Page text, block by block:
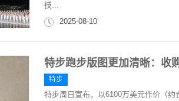
技...
2025-08-10
特步跑步版图更加清晰：收
特步
特步周日宣布，以6100万美元作价（